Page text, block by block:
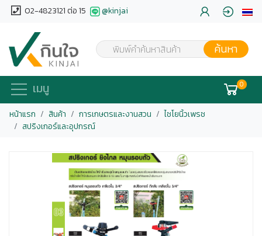
02-4823121 ต่อ 15 @kinjai
พิมพ์คำค้นหาสินค้า ค้นหา
เมนู 0
หน้าแรก สินค้า การเกษตรและงานสวน
ไชโยนิ้วเพรช
สปริงเกอร์และอุปกรณ์